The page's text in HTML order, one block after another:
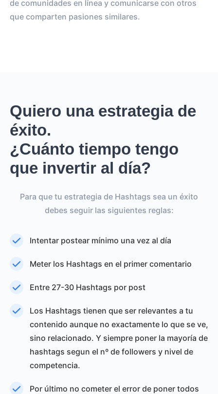
de comunidades en línea y comunicarse con otros
que comparten pasiones similares.
Quiero una estrategia de
éxito.
¿Cuánto tiempo tengo
que invertir al día?
Para que tu estrategia de Hashtags sea un éxito
debes seguir las siguientes reglas:
Intentar postear mínimo una vez al día
Meter los Hashtags en el primer comentario
Entre 27-30 Hashtags por post
Los Hashtags tienen que ser relevantes a tu
contenido aunque no exactamente lo que se ve,
sino relacionado. Y siempre poner la mayoría de
hashtags segun el nº de followers y nivel de
competencia.
Por último no cometer el error de poner todos